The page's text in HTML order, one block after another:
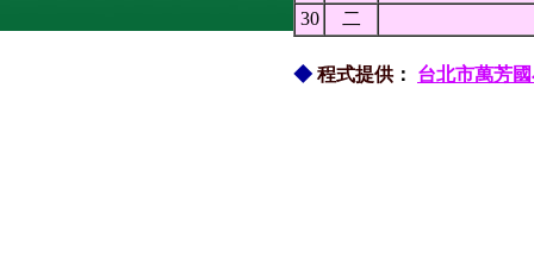
30
二
◆ 程式提供： 台北市萬芳